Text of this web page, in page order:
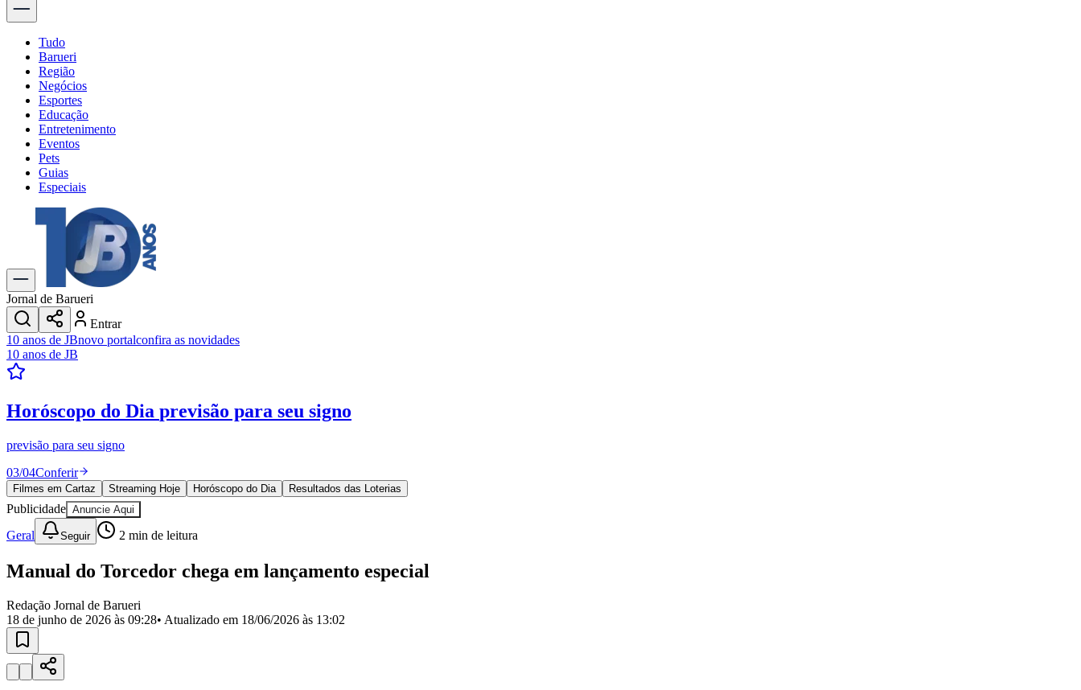
Tudo
Barueri
Região
Negócios
Esportes
Educação
Entretenimento
Eventos
Pets
Guias
Especiais
Explore Tudo
Últimas Notícias
Previsão do Tempo
Trânsito e Rotas
Dia a Dia & Lazer
Transportes
Gastronomia
Cinema & Shows
JogosNovo
Para Sua Empresa
Anuncie no Portal
Cadastrar Empresa
Divulgar VagasNovo
Publicidade Legal
Política
Eleições
Esportes
Saúde
Segurança
Meio Ambiente
Educação
Bairros de Barueri
Selecione sua região
Jornal de Barueri
Entrar
10 anos de JBnovo portalconfira as novidades
10 anos de JB
Horóscopo do Dia previsão para seu signo
previsão para seu signo
03/04Conferir
Filmes em Cartaz Streaming Hoje Horóscopo do Dia Resultados das Loterias
Publicidade Anuncie Aqui
Geral Seguir 2 min de leitura
Manual do Torcedor chega em lançamento especial
Redação Jornal de Barueri
18 de junho de 2026 às 09:28• Atualizado em 18/06/2026 às 13:02